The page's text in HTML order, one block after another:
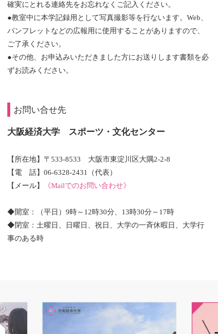
確実にとれる連絡先をお忘れなくご記入ください。
●教室中に本学記録用として写真撮影等を行ないます。Web、
パンフレットなどの広報用に使用することがありますので、
ご了承ください。
●その他、お申込みいただきました方にお送りします書類を必
ずお読みください。
お問い合せ先
大阪経済大学 スポーツ・文化センター
【所在地】〒533-8533 大阪市東淀川区大隅2-2-8
【電 話】06-6328-2431（代表）
【メール】
《Mailでのお問い合わせ》
◆開室：（平日）9時～12時30分、13時30分～17時
◆閉室：土曜日、日曜日、祝日、大学の一斉休暇日、大学行
事のある時